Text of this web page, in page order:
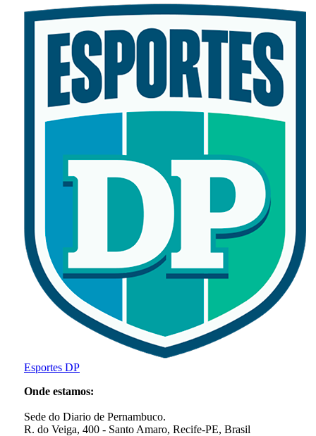
Esportes DP
Onde estamos:
Sede do Diario de Pernambuco.
R. do Veiga, 400 - Santo Amaro, Recife-PE, Brasil